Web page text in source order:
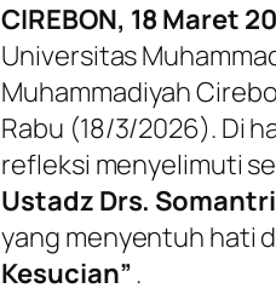
CIREBON, 18 Maret
Universitas
Muhammadiyah
Rabu (18/3/2026). Di
refleksi menyelimuti
Ustadz Drs.
yang menyentuh hati
Kesucian”.